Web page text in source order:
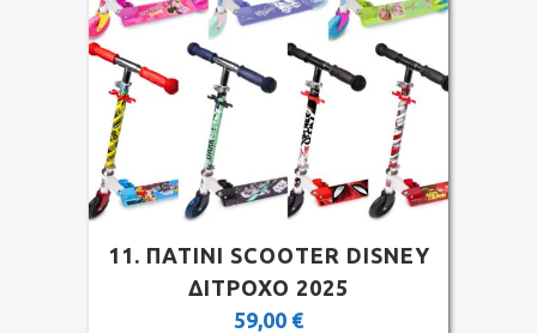
11. ΠΑΤΙΝΙ SCOOTER DISNEY
ΔΙΤΡΟΧΟ 2025
59,00 €